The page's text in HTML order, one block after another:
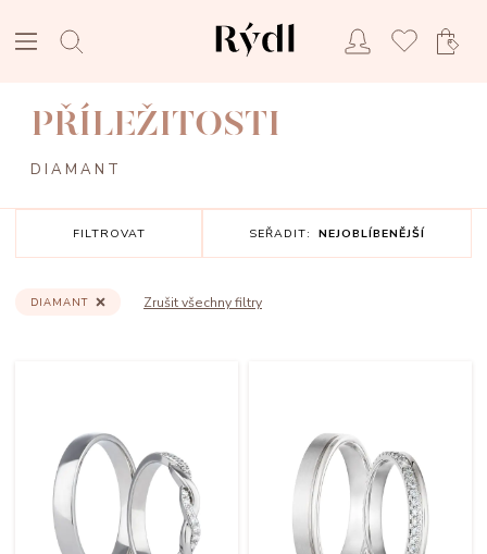
PŘÍLEŽITOSTI
DIAMANT
FILTROVAT SEŘADIT: NEJOBLÍBENĚJŠÍ
Zrušit všechny filtry
DIAMANT